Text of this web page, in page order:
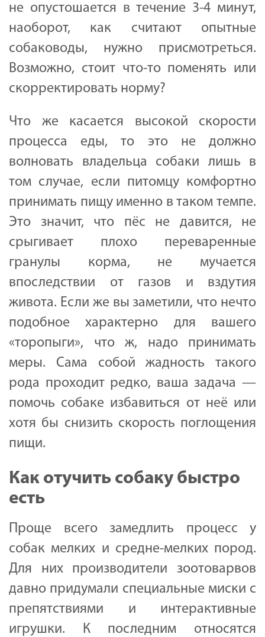
не опустошается в течение 3-4 минут,
наоборот, как считают опытные
собаководы, нужно присмотреться.
Возможно, стоит что-то поменять или
скорректировать норму?
Что же касается высокой скорости
процесса еды, то это не должно
волновать владельца собаки лишь в
том случае, если питомцу комфортно
принимать пищу именно в таком темпе.
Это значит, что пёс не давится, не
срыгивает плохо переваренные
гранулы корма, не мучается
впоследствии от газов и вздутия
живота. Если же вы заметили, что нечто
подобное характерно для вашего
«торопыги», что ж, надо принимать
меры. Сама собой жадность такого
рода проходит редко, ваша задача —
помочь собаке избавиться от неё или
хотя бы снизить скорость поглощения
пищи.
Как отучить собаку быстро
есть
Проще всего замедлить процесс у
собак мелких и средне-мелких пород.
Для них производители зоотоварвов
давно придумали специальные миски с
препятствиями и интерактивные
игрушки. К последним относятся